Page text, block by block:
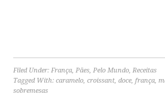
Filed Under:França,Pães,Pelo Mundo,Receitas
Tagged With:caramelo,croissant,doce,frança,
sobremesas